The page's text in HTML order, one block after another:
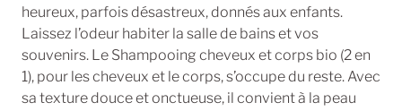
heureux, parfois désastreux, donnés aux enfants.
Laissez l’odeur habiter la salle de bains et vos
souvenirs. Le Shampooing cheveux et corps bio (2 en
1), pour les cheveux et le corps, s’occupe du reste. Avec
sa texture douce et onctueuse, il convient à la peau